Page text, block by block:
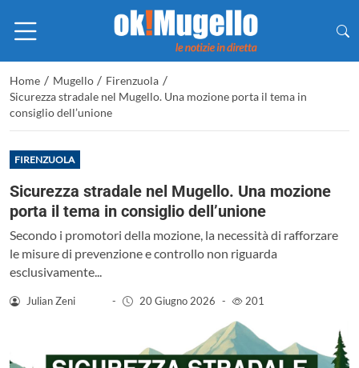
Home / Mugello / Firenzuola /
Sicurezza stradale nel Mugello. Una mozione porta il tema in
consiglio dell’unione
FIRENZUOLA
Sicurezza stradale nel Mugello. Una mozione
porta il tema in consiglio dell’unione
Secondo i promotori della mozione, la necessità di rafforzare
le misure di prevenzione e controllo non riguarda
esclusivamente...
Julian Zeni - 20 Giugno 2026 - 201